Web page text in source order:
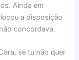
Ainda em
a disposição
concordava.
se tu não quer